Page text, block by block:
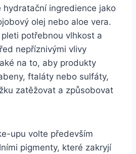
hydratační ‍ingredience‌ jako
​olej ‌nebo aloe vera.
potřebnou ⁤vlhkost a
nepříznivými vlivy
‍na to, aby produkty
​ftaláty‌ nebo sulfáty,
​zatěžovat a způsobovat
upu⁤ volte především
pigmenty, které​ zakryjí